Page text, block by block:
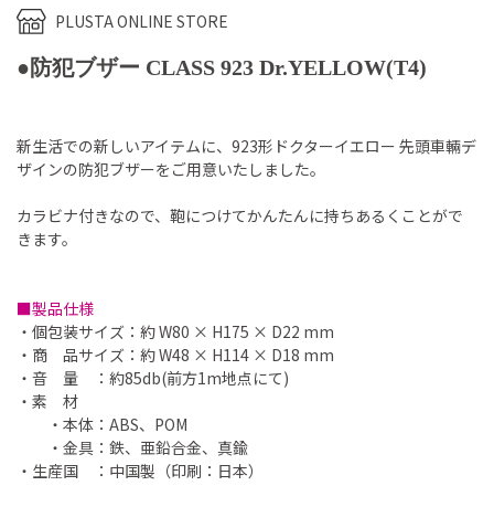
PLUSTA ONLINE STORE
●防犯ブザー CLASS 923 Dr.YELLOW(T4)
新生活での新しいアイテムに、923形ドクターイエロー 先頭車輛デ
ザインの防犯ブザーをご用意いたしました。
カラビナ付きなので、鞄につけてかんたんに持ちあるくことがで
きます。
■製品仕様
・個包装サイズ：約 W80 × H175 × D22 mm
・商 品サイズ：約 W48 × H114 × D18 mm
・音 量 ：約85db(前方1m地点にて)
・素 材
・本体：ABS、POM
・金具：鉄、亜鉛合金、真鍮
・生産国 ：中国製（印刷：日本）